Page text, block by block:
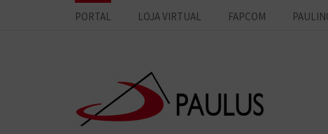
PORTAL LOJA VIRTUAL FAPCOM